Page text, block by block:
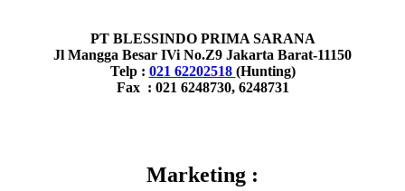
PT BLESSINDO PRIMA SARANA
Jl Mangga Besar IVi No.Z9 Jakarta Barat-11150
Telp : 021 62202518 (Hunting)
Fax : 021 6248730, 6248731
Marketing :